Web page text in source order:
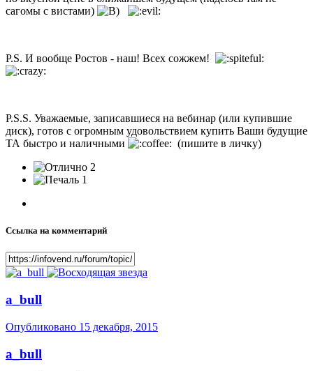
сагомы с вистами)
P.S. И вообще Ростов - наш! Всех сожжем!
P.S.S. Уважаемые, записавшиеся на вебинар (или купившие
диск), готов с огромным удовольствием купить Ваши будущие
ТА быстро и наличными
(пишите в личку)
2
1
Ссылка на комментарий
a_bull
Опубликовано 15 декабря, 2015
a_bull